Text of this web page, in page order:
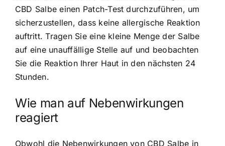
CBD Salbe einen Patch-Test durchzuführen, um
sicherzustellen, dass keine allergische Reaktion
auftritt. Tragen Sie eine kleine Menge der Salbe
auf eine unauffällige Stelle auf und beobachten
Sie die Reaktion Ihrer Haut in den nächsten 24
Stunden.
Wie man auf Nebenwirkungen
reagiert
Obwohl die Nebenwirkungen von CBD Salbe in